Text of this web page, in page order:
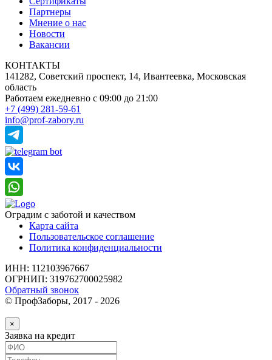
Партнеры
Мнение о нас
Новости
Вакансии
КОНТАКТЫ
141282, Советский проспект, 14, Ивантеевка, Московская
область
Работаем ежедневно с 09:00 до 21:00
+7 (499) 281-59-61
info@prof-zabory.ru
Оградим с заботой и качеством
Карта сайта
Пользовательское соглашение
Политика конфиденциальности
ИНН: 112103967667
ОГРНИП: 319762700025982
Обратный звонок
© ПрофЗаборы, 2017 - 2026
×
Заявка на кредит